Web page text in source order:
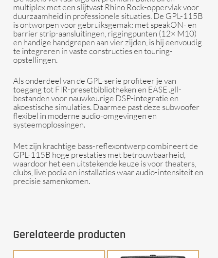
multiplex met een slijtvast Rhino Rock-oppervlak voor
duurzaamheid in professionele situaties. De GPL-115B
is ontworpen voor gebruiksgemak: metspeakON- en
barrier strip-aansluitingen riggingpunten (12× M10)
en handige handgrepen aan vier zijden, is hij eenvoudig
te integreren in vaste constructies en touring-
opstellingen.
Als onderdeel van de GPL-serie profiteer je van
toegang totFIR-presetbibliothekenen EASE .gll-
bestandenvoor nauwkeurige DSP-integratie en
akoestische simulaties. Daarmee past deze subwoofer
flexibel in moderne audio-omgevingen en
systeemoplossingen.
Met zijn krachtige bass-reflexontwerp combineert de
GPL-115B hoge prestaties met betrouwbaarheid,
waardoor het een uitstekende keuze is voor theaters,
clubs, live podia en installaties waar audio-intensiteit en
precisie samenkomen.
Gerelateerde producten